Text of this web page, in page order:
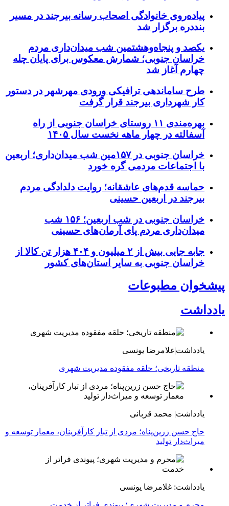
پیاده‌روی خانوادگی اصحاب رسانه بیرجند در مسیر
بنددره برگزار شد
یکصد و پنجاه‌وهشتمین شب میدان‌داری مردم
خراسان جنوبی؛ شمارش معکوس برای پایان چله
چهارم آغاز شد
طرح ساماندهی ترافیکی ورودی مهرشهر در دستور
کار شهرداری بیرجند قرار گرفت
بهره‌مندی ۱۱ روستای خراسان جنوبی از راه
آسفالته در چهار ماهه نخست سال ۱۴۰۵
خراسان جنوبی در ۱۵۷مین شب میدان‌داری؛ اربعین
با اجتماعات مردمی گره خورد
حماسه قدم‌های عاشقانه؛ روایت دلدادگی مردم
بیرجند در اربعین حسینی
خراسان جنوبی در شب اربعین؛ ۱۵۶ شب
میدان‌داری مردم پای آرمان‌های حسینی
جابه جایی بیش از ۲ میلیون و ۴۰۴ هزار تن کالا از
خراسان جنوبی به سایر استان‌های کشور
پیشخوان مطبوعات
یادداشت
یادداشت|غلامرضا یونسی
منطقه تاریخی؛ حلقه مفقوده مدیریت شهری
یادداشت| محمد قربانی
حاج حسن زرین‌پناه؛ مردی از تبار کارآفرینان، معمار توسعه و
میراث‌دار تولید
یادداشت: غلامرضا یونسی